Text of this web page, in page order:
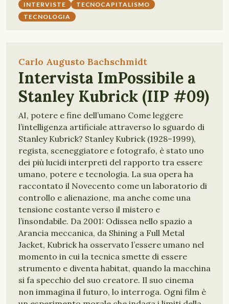
INTERVISTE
TECNOCAPITALISMO
TECNOLOGIA
Carlo Augusto Bachschmidt
Intervista ImPossibile a
Stanley Kubrick (IIP #09)
AI, potere e fine dell’umano Come leggere
l’intelligenza artificiale attraverso lo sguardo di
Stanley Kubrick? Stanley Kubrick (1928–1999),
regista, sceneggiatore e fotografo, è stato uno
dei più lucidi interpreti del rapporto tra essere
umano, potere e tecnologia. La sua opera ha
raccontato il Novecento come un laboratorio di
controllo e alienazione, ma anche come una
tensione costante verso il mistero e
l’insondabile. Da 2001: Odissea nello spazio a
Arancia meccanica, da Shining a Full Metal
Jacket, Kubrick ha osservato l’essere umano nel
momento in cui la tecnica smette di essere
strumento e diventa habitat, quando la macchina
si fa specchio del suo creatore. Il suo cinema
non immagina il futuro, lo interroga. Ogni film è